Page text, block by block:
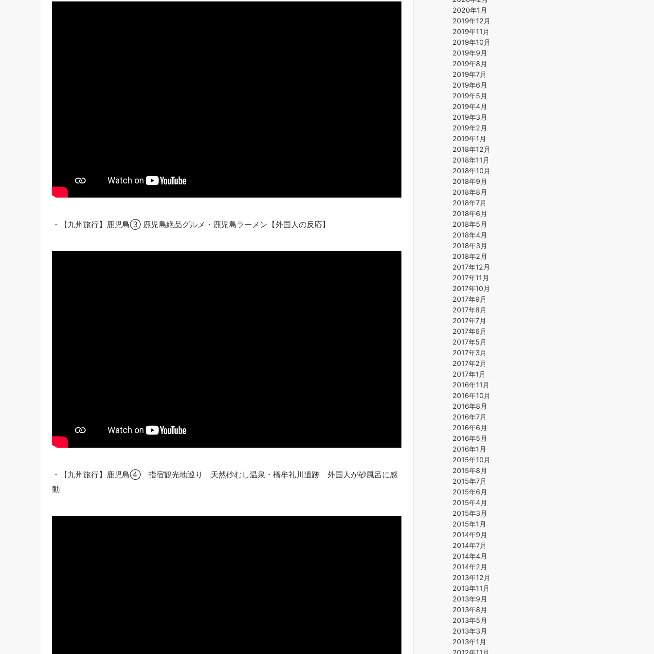
・【九州旅行】鹿児島③ 鹿児島絶品グルメ・鹿児島ラーメン【外国人の反応】
・【九州旅行】鹿児島④ 指宿観光地巡り 天然砂むし温泉・橋牟礼川遺跡 外国人が砂風呂に感
動
2020年1月
2019年12月
2019年11月
2019年10月
2019年9月
2019年8月
2019年7月
2019年6月
2019年5月
2019年4月
2019年3月
2019年2月
2019年1月
2018年12月
2018年11月
2018年10月
2018年9月
2018年8月
2018年7月
2018年6月
2018年5月
2018年4月
2018年3月
2018年2月
2017年12月
2017年11月
2017年10月
2017年9月
2017年8月
2017年7月
2017年6月
2017年5月
2017年3月
2017年2月
2017年1月
2016年11月
2016年10月
2016年8月
2016年7月
2016年6月
2016年5月
2016年1月
2015年10月
2015年8月
2015年7月
2015年6月
2015年4月
2015年3月
2015年1月
2014年9月
2014年7月
2014年4月
2014年2月
2013年12月
2013年11月
2013年9月
2013年8月
2013年5月
2013年3月
2013年1月
2012年11月